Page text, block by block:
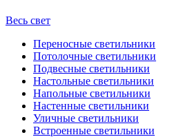
Весь свет
Переносные светильники
Потолочные светильники
Подвесные светильники
Настольные светильники
Напольные светильники
Настенные светильники
Уличные светильники
Встроенные светильники